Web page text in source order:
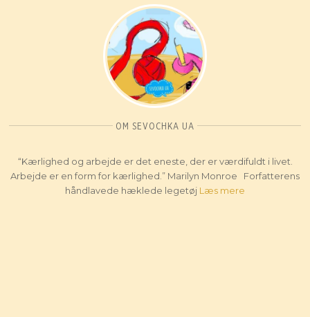
OM SEVOCHKA UA
“Kærlighed og arbejde er det eneste, der er værdifuldt i livet.
Arbejde er en form for kærlighed.” Marilyn Monroe Forfatterens
håndlavede hæklede legetøj Læs mere